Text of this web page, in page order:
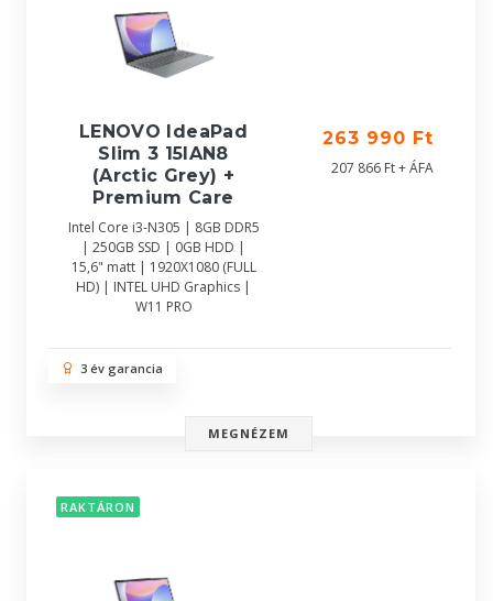
LENOVO IdeaPad
Slim 3 15IAN8
(Arctic Grey) +
Premium Care
Intel Core i3-N305 | 8GB DDR5
| 250GB SSD | 0GB HDD |
15,6" matt | 1920X1080 (FULL
HD) | INTEL UHD Graphics |
W11 PRO
263 990 Ft
207 866 Ft + ÁFA
3 év garancia
MEGNÉZEM
RAKTÁRON